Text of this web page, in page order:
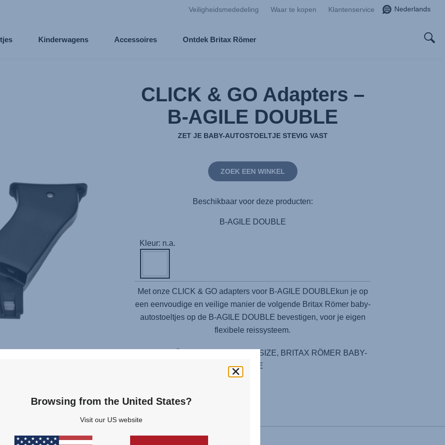
Veiligheidsmededeling Waar te kopen Klantenservice Nederlands
Kinderwagens Accessoires Ontdek Britax Römer
CLICK & GO Adapters –
B-AGILE DOUBLE
ZET JE BABY-AUTOSTOELTJE STEVIG VAST
ZOEK EEN WINKEL
Beschikbaar voor deze producten:
B-AGILE DOUBLE
Kleur: n.a.
Met onze CLICK & GO adapters voor B-AGILE DOUBLEkun je op
een eenvoudige en veilige manier de volgende Britax Römer baby-
autostoeltjes op de B-AGILE DOUBLE bevestigen, voor je eigen
flexibele reissysteem.
BRITAX RÖMER BABY-SAFE 2 i-SIZE, BRITAX RÖMER BABY-
SAFE
Gerelateerde producten
Browsing from the United States?
Visit our US website